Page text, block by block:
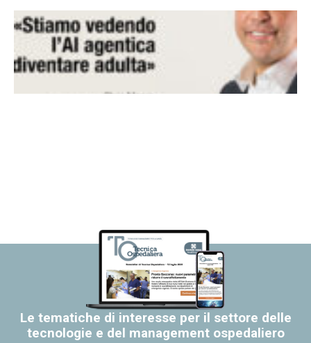
Le tematiche di interesse per il settore delle
tecnologie e del management ospedaliero